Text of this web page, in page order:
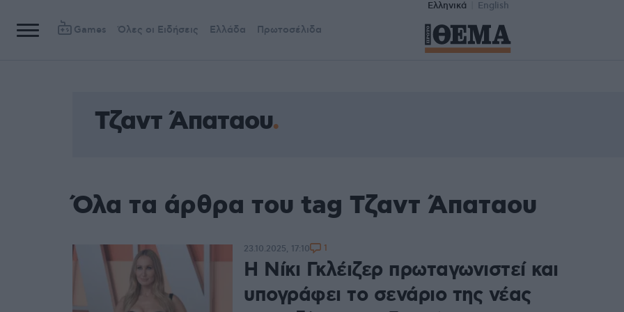
Ελληνικά English
Games Όλες οι Ειδήσεις Ελλάδα Πρωτοσέλιδα
Τζαντ Άπαταου
Όλα τα άρθρα του tag Τζαντ Άπαταου
Η Νίκι Γκλέιζερ πρωταγωνιστεί και
υπογράφει το σενάριο της νέας
23.10.2025, 17:10 1